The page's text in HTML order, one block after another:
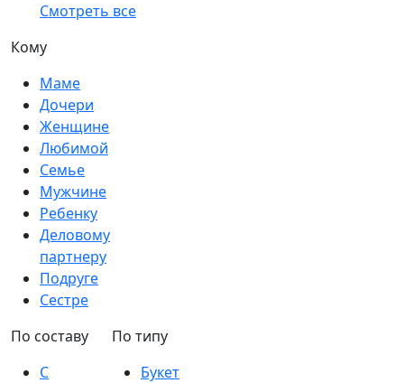
Смотреть все
Кому
Маме
Дочери
Женщине
Любимой
Семье
Мужчине
Ребенку
Деловому
партнеру
Подруге
Сестре
По составу
С
По типу
Букет